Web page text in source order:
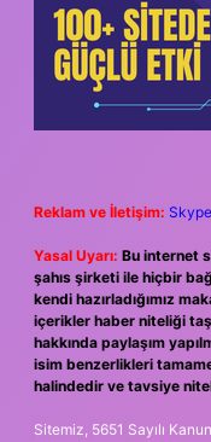
Reklam ve İletişim:
Yasal Uyarı: Bu internet
şahıs şirketi ile hiçbir
kendi hazırladığımız
içerikler haber niteliği
hakkında paylaşım
isim benzerlikleri
halindedir ve tavsiye
Sitemiz, 5651 Sayılı